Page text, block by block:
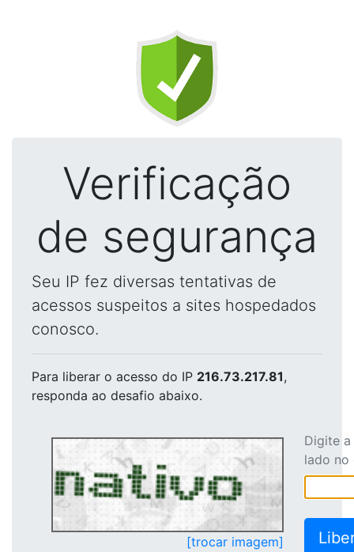
Verificação
de segurança
Seu IP fez diversas tentativas de
acessos suspeitos a sites hospedados
conosco.
Para liberar o acesso do IP 216.73.217.81,
responda ao desafio abaixo.
[trocar imagem]
Digite
lado no